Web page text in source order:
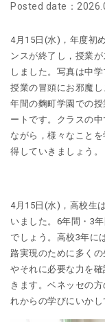
Posted date：
4月15日(水)，年度初
ンスが終了し，授業が
しました。写真は中
授業の冒頭にお邪魔
年間の麴町学園での授
ートです。クラスの中
ながら，様々なことを
得していきましょう。
4月15日(水)，高校生
いました。6年間・3
でしょう。高校3年に
路実現のために多く
やそれに必要な力を
きます。ベネッセの
れからの学びにいかし